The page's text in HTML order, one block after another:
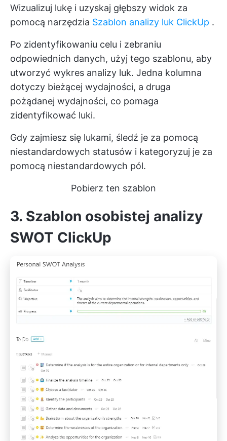
Wizualizuj lukę i uzyskaj głębszy widok za
pomocą narzędzia Szablon analizy luk ClickUp .
Po zidentyfikowaniu celu i zebraniu
odpowiednich danych, użyj tego szablonu, aby
utworzyć wykres analizy luk. Jedna kolumna
dotyczy bieżącej wydajności, a druga
pożądanej wydajności, co pomaga
zidentyfikować luki.
Gdy zajmiesz się lukami, śledź je za pomocą
niestandardowych statusów i kategoryzuj je za
pomocą niestandardowych pól.
Pobierz ten szablon
3. Szablon osobistej analizy
SWOT ClickUp